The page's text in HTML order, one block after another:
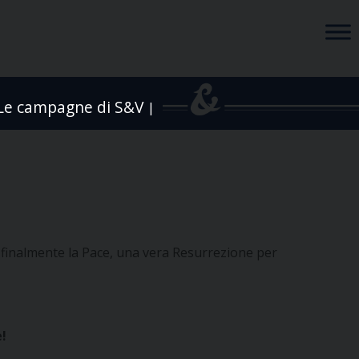
campagne di S&V |
la Pace, una vera Resurrezione per